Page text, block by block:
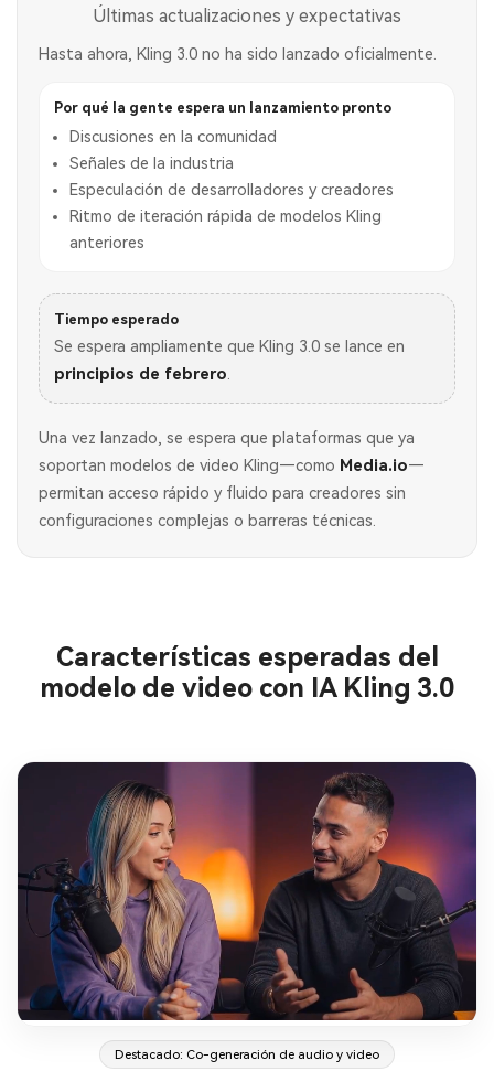
Últimas actualizaciones y expectativas
Hasta ahora, Kling 3.0 no ha sido lanzado oficialmente.
Por qué la gente espera un lanzamiento pronto
Discusiones en la comunidad
Señales de la industria
Especulación de desarrolladores y creadores
Ritmo de iteración rápida de modelos Kling
anteriores
Tiempo esperado
Se espera ampliamente que Kling 3.0 se lance en
principios de febrero.
Una vez lanzado, se espera que plataformas que ya
soportan modelos de video Kling—como Media.io—
permitan acceso rápido y fluido para creadores sin
configuraciones complejas o barreras técnicas.
Características esperadas del
modelo de video con IA Kling 3.0
Destacado: Co-generación de audio y video